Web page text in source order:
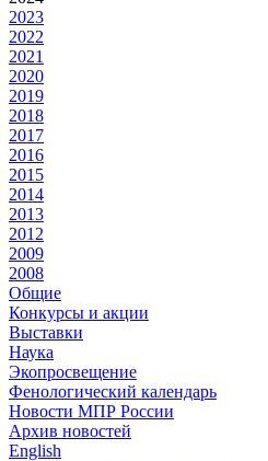
2023
2022
2021
2020
2019
2018
2017
2016
2015
2014
2013
2012
2009
2008
Общие
Конкурсы и акции
Выставки
Наука
Экопросвещение
Фенологический календарь
Новости МПР России
Архив новостей
English